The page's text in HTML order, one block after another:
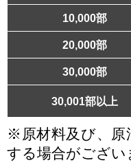
10,000部
20,000部
30,000部
30,001部以上
※原材料及び、原
する場合がござい